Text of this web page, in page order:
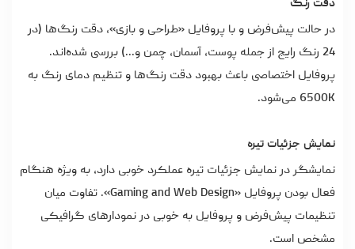
دقت رنگ
در حالت پیش‌فرض و با پروفایل «طراحی و بازی»، دقت رنگ‌ها (در
24 رنگ رایج از جمله پوست، آسمان، چمن و...) بررسی شده‌اند.
پروفایل اختصاصی باعث بهبود دقت رنگ‌ها و تنظیم دمای رنگ به
6500K می‌شود.
نمایش جزئیات تیره
نمایشگر در نمایش جزئیات تیره عملکرد خوبی دارد، به‌ ویژه هنگام
فعال بودن پروفایل «Gaming and Web Design». تفاوت میان
تنظیمات پیش‌فرض و پروفایل به‌ خوبی در نمودارهای گرافیکی
مشخص است.